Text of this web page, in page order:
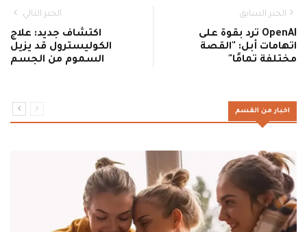
الخبر السابق
OpenAI ترد بقوة على
اتهامات أبل: "القصة
مختلفة تمامًا"
الخبر التالي
اكتشاف جديد: علاج
الكوليسترول قد يزيل
السموم من الجسم
اخبار من القسم